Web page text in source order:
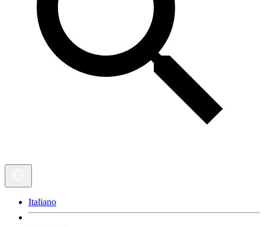
Italiano